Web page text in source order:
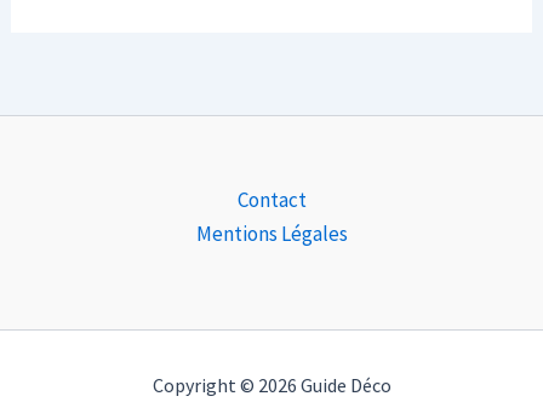
Contact
Mentions Légales
Copyright © 2026 Guide Déco